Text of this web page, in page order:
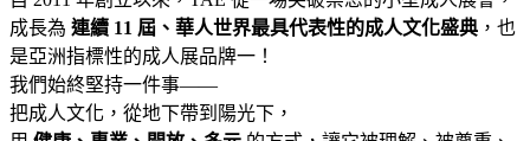
成長為 連續 11 屆、華人世界最具代表性的成人文化盛典 ，也
是亞洲指標性的成人展品牌一！
我們始終堅持一件事——
把成人文化，從地下帶到陽光下，